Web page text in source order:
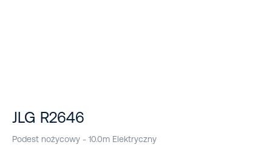
JLG R2646
Podest nożycowy - 10.0m Elektryczny